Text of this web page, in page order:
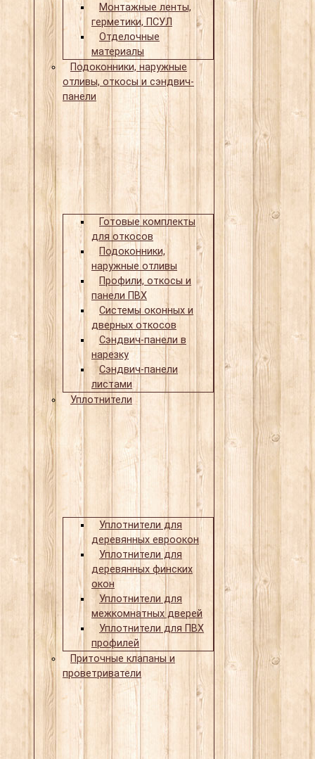
Монтажные ленты,
герметики, ПСУЛ
Отделочные
материалы
Подоконники, наружные
отливы, откосы и сэндвич-
панели
Готовые комплекты
для откосов
Подоконники,
наружные отливы
Профили, откосы и
панели ПВХ
Системы оконных и
дверных откосов
Сэндвич-панели в
нарезку
Сэндвич-панели
листами
Уплотнители
Уплотнители для
деревянных евроокон
Уплотнители для
деревянных финских
окон
Уплотнители для
межкомнатных дверей
Уплотнители для ПВХ
профилей
Приточные клапаны и
проветриватели